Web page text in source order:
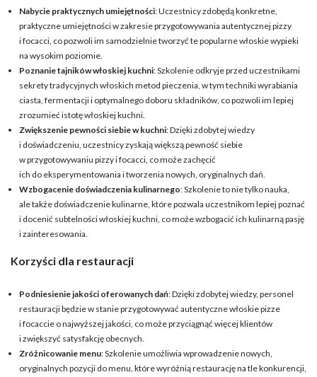
Nabycie praktycznych umiejętności: Uczestnicy zdobędą konkretne,
praktyczne umiejętności w zakresie przygotowywania autentycznej pizzy
i focacci, co pozwoli im samodzielnie tworzyć te popularne włoskie wypieki
na wysokim poziomie.
Poznanie tajników włoskiej kuchni: Szkolenie odkryje przed uczestnikami
sekrety tradycyjnych włoskich metod pieczenia, w tym techniki wyrabiania
ciasta, fermentacji i optymalnego doboru składników, co pozwoli im lepiej
zrozumieć istotę włoskiej kuchni.
Zwiększenie pewności siebie w kuchni: Dzięki zdobytej wiedzy
i doświadczeniu, uczestnicy zyskają większą pewność siebie
w przygotowywaniu pizzy i focacci, co może zachęcić
ich do eksperymentowania i tworzenia nowych, oryginalnych dań.
Wzbogacenie doświadczenia kulinarnego: Szkolenie to nie tylko nauka,
ale także doświadczenie kulinarne, które pozwala uczestnikom lepiej poznać
i docenić subtelności włoskiej kuchni, co może wzbogacić ich kulinarną pasję
i zainteresowania.
Korzyści dla restauracji
Podniesienie jakości oferowanych dań: Dzięki zdobytej wiedzy, personel
restauracji będzie w stanie przygotowywać autentyczne włoskie pizze
i focaccie o najwyższej jakości, co może przyciągnąć więcej klientów
i zwiększyć satysfakcję obecnych.
Zróżnicowanie menu: Szkolenie umożliwia wprowadzenie nowych,
oryginalnych pozycji do menu, które wyróżnią restaurację na tle konkurencji,